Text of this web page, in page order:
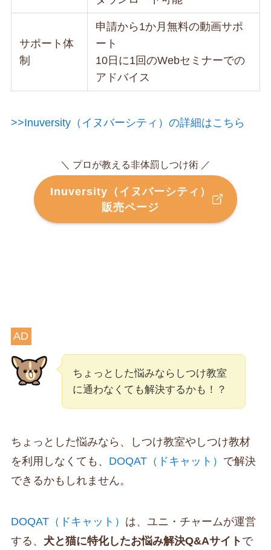
サポート体
制
申請から1か月無料の動画サポ
ート
10日に1回のWebセミナーでの
アドバイス
>>Inuversity（イヌバーシティ）の詳細はこちら
＼ プロが教える非体罰しつけ術 ／
Inuversity（イヌバーシティ）
販売ページ
AD
ちょっとした悩みならしつけ教室
に通わなくても解決するかも！？
ちょっとした悩みなら、しつけ教室やしつけ教材
を利用しなくても、 DOQAT（ドキャット） で解決
できるかもしれません。
DOQAT（ドキャット） は、ユニ・チャームが運営
する、 犬と猫に特化したお悩み解決Q&Aサイト で